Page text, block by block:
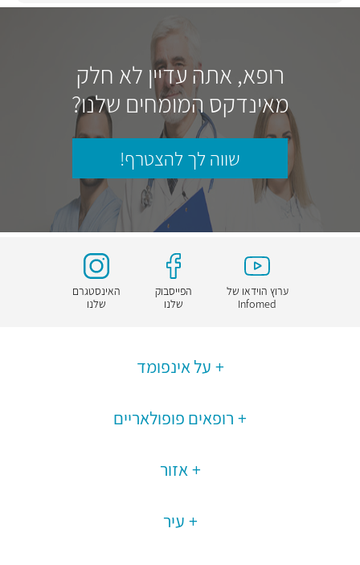
רופא, אתה עדיין לא חלק
מאינדקס המומחים שלנו?
שווה לך להצטרף!
ערוץ הוידאו של
Infomed
הפייסבוק
שלנו
האינסטגרם
שלנו
על אינפומד
רופאים פופולאריים
אזור
עיר